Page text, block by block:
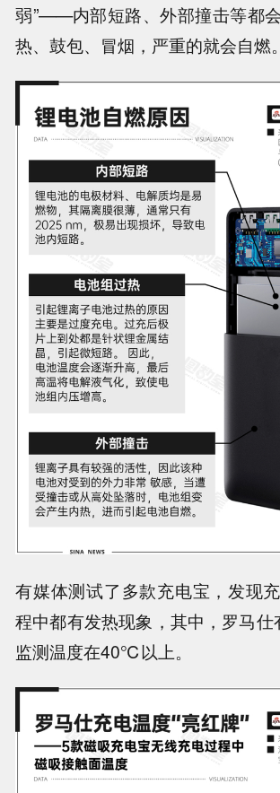
弱”——内部短路、外部撞击等都
热、鼓包、冒烟，严重的就会自燃。
有媒体测试了多款充电宝，发现
程中都有发热现象，其中， 罗马仕
监测温度在40℃以上。